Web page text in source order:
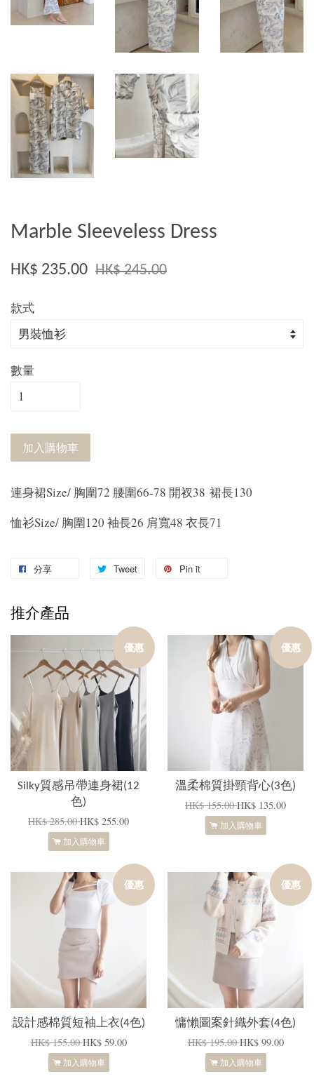
Marble Sleeveless Dress
HK$ 235.00 HK$ 245.00
款式
數量
加入購物車
連身裙Size/ 胸圍72 腰圍66-78 開衩38 裙長130
恤衫Size/ 胸圍120 袖長26 肩寬48 衣長71
分享 Tweet Pin it
推介產品
優惠
Silky質感吊帶連身裙(12
色)
HK$ 285.00HK$ 255.00
加入購物車
優惠
溫柔棉質掛頸背心(3色)
HK$ 155.00HK$ 135.00
加入購物車
優惠
設計感棉質短袖上衣(4色)
HK$ 155.00HK$ 59.00
加入購物車
優惠
慵懶圖案針織外套(4色)
HK$ 195.00HK$ 99.00
加入購物車